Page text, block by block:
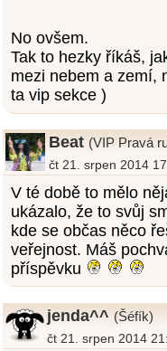
No ovšem.
Tak to hezky říkáš,
mezi nebem a zemí,
ta vip sekce )
Beat (VIP Pravá
čt 21. srpen 2014
V té době to mělo
ukázalo, že to svůj
kde se občas něco
veřejnost. Máš
příspěvku
jenda^^ (Šéfík)
čt 21. srpen 2014